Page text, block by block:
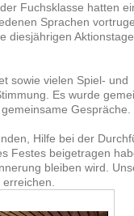
Fuchsklasse hatten
Sprachen
diesjährigen
sowie vielen Spiel- und
Es wurde
Gespräche.
Hilfe bei der
Festes beigetragen
bleiben wird.